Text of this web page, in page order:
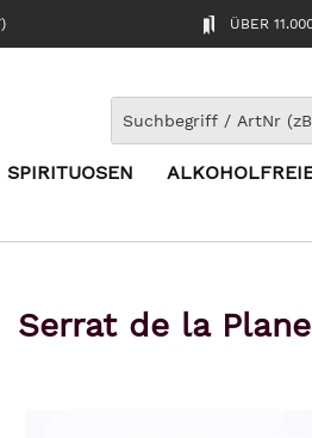
ÜBER
SPIRITUOSEN
Serrat de la